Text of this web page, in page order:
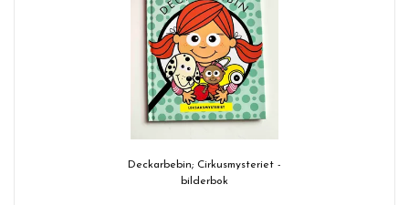
Deckarbebin; Cirkusmysteriet -
bilderbok